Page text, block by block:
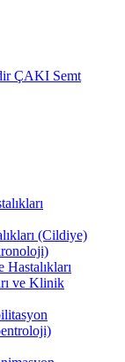
ÇAKI Semt
(Cildiye)
Hastalıkları
ve Klinik